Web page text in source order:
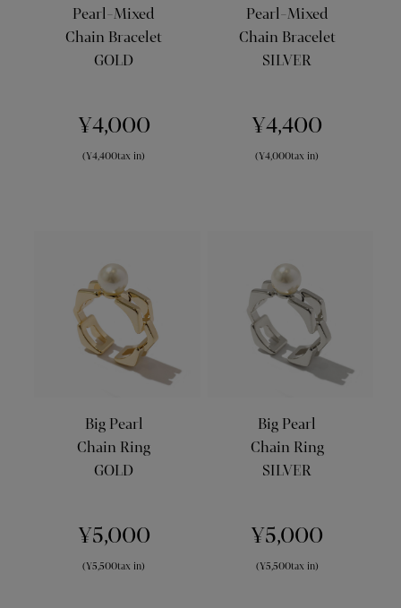
Pearl-Mixed
Chain Bracelet
GOLD
¥4,000
(¥4,400tax in)
Pearl-Mixed
Chain Bracelet
SILVER
¥4,400
(¥4,000tax in)
Big Pearl
Chain Ring
GOLD
¥5,000
(¥5,500tax in)
Big Pearl
Chain Ring
SILVER
¥5,000
(¥5,500tax in)